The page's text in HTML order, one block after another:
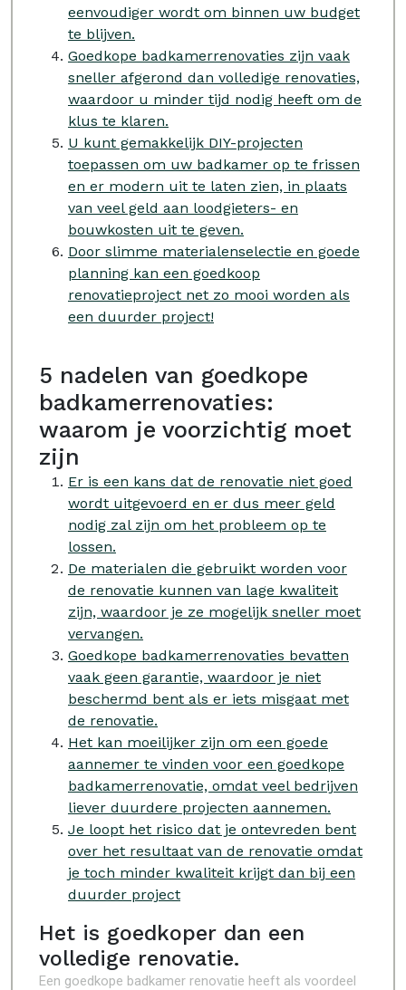
eenvoudiger wordt om binnen uw budget
te blijven.
Goedkope badkamerrenovaties zijn vaak
sneller afgerond dan volledige renovaties,
waardoor u minder tijd nodig heeft om de
klus te klaren.
U kunt gemakkelijk DIY-projecten
toepassen om uw badkamer op te frissen
en er modern uit te laten zien, in plaats
van veel geld aan loodgieters- en
bouwkosten uit te geven.
Door slimme materialenselectie en goede
planning kan een goedkoop
renovatieproject net zo mooi worden als
een duurder project!
5 nadelen van goedkope
badkamerrenovaties:
waarom je voorzichtig moet
zijn
Er is een kans dat de renovatie niet goed
wordt uitgevoerd en er dus meer geld
nodig zal zijn om het probleem op te
lossen.
De materialen die gebruikt worden voor
de renovatie kunnen van lage kwaliteit
zijn, waardoor je ze mogelijk sneller moet
vervangen.
Goedkope badkamerrenovaties bevatten
vaak geen garantie, waardoor je niet
beschermd bent als er iets misgaat met
de renovatie.
Het kan moeilijker zijn om een goede
aannemer te vinden voor een goedkope
badkamerrenovatie, omdat veel bedrijven
liever duurdere projecten aannemen.
Je loopt het risico dat je ontevreden bent
over het resultaat van de renovatie omdat
je toch minder kwaliteit krijgt dan bij een
duurder project
Het is goedkoper dan een
volledige renovatie.
Een goedkope badkamer renovatie heeft als voordeel